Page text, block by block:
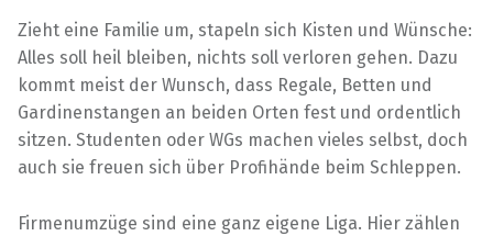
Zieht eine Familie um, stapeln sich Kisten und Wünsche:
Alles soll heil bleiben, nichts soll verloren gehen. Dazu
kommt meist der Wunsch, dass Regale, Betten und
Gardinenstangen an beiden Orten fest und ordentlich
sitzen. Studenten oder WGs machen vieles selbst, doch
auch sie freuen sich über Profihände beim Schleppen.
Firmenumzüge sind eine ganz eigene Liga. Hier zählen